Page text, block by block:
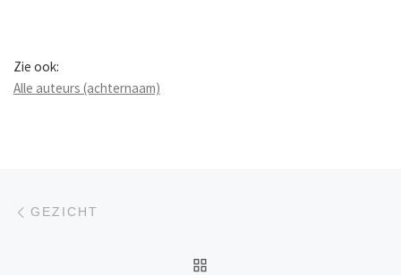
Zie ook:
Alle auteurs (achternaam)
Berichtnavigatie
GEZICHT